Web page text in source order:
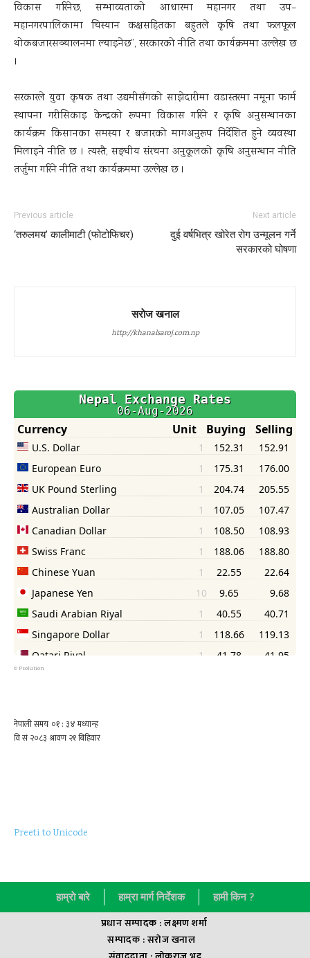
विकास गरिनेछ, सम्भाव्यताको आधारमा महानगर तथा उप–
महानगरपालिकामा चिस्यान कक्षसहितका बहुतले कृषि तथा फलफूल
थोकबजारसञ्चालनमा ल्याइनेछ”, सरकारको नीति तथा कार्यक्रममा उल्लेख छ
।
सरकारले युवा कृषक तथा उद्यमीसँगको साझेदारीमा वडास्तरमा नमूना फार्म
स्थापना गरीसिकाइ केन्द्रको रूपमा विकास गरिने र कृषि अनुसन्धानका
कार्यक्रम किसानका समस्या र बजारको मागअनुरूप निर्देशित हुने व्यवस्था
मिलाइने नीति छ । त्यस्तै, सङ्घीय संरचना अनुकूलको कृषि अनुसन्धान नीति
तर्जुमा गरिने नीति तथा कार्यक्रममा उल्लेख छ ।
Previous article
‘तरुलमय’ कालीमाटी (फोटोफिचर)
Next article
दुई वर्षभित्र खोरेत रोग उन्मूलन गर्ने
सरकारको घोषणा
सराेज खनाल
http://khanalsaroj.com.np
© Psolution
Preeti to Unicode
हाम्राे बारे हाम्रा मार्ग निर्देशक हामी किन ?
प्रधान सम्पादक : लक्ष्मण शर्मा
सम्पादक : सराेज खनाल